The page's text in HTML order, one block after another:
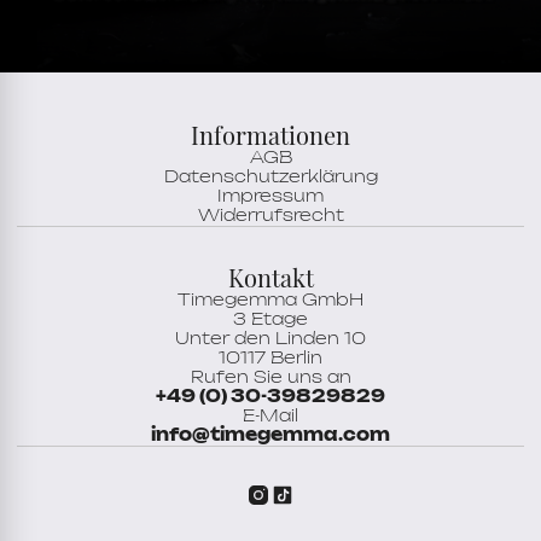
Informationen
AGB
Datenschutzerklärung
Impressum
Widerrufsrecht
Kontakt
Timegemma GmbH
3 Etage
Unter den Linden 10
10117 Berlin
Rufen Sie uns an
+49 (0) 30-39829829
E-Mail
info@timegemma.com